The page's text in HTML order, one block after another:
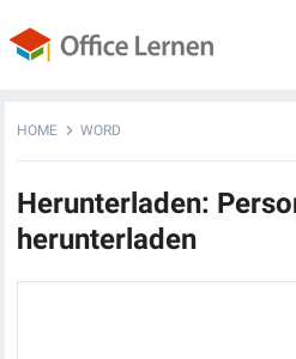
HOME WORD
Herunterladen:
herunterladen